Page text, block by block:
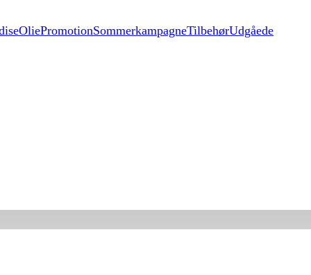
OliePromotionSommerkampagneTilbehørUdgåede